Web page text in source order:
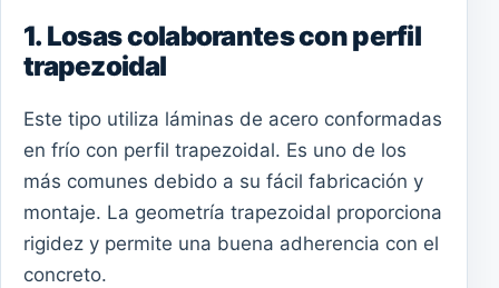
1. Losas colaborantes con perfil
trapezoidal
Este tipo utiliza láminas de acero conformadas
en frío con perfil trapezoidal. Es uno de los
más comunes debido a su fácil fabricación y
montaje. La geometría trapezoidal proporciona
rigidez y permite una buena adherencia con el
concreto.